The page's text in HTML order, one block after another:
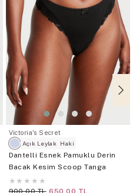
Victoria's Secret
Açık Leylak
Haki
Dantelli Esnek Pamuklu Derin
Bacak Kesim Scoop Tanga
★ ★ ★ ★ ★
900,00 TL 650,00 TL